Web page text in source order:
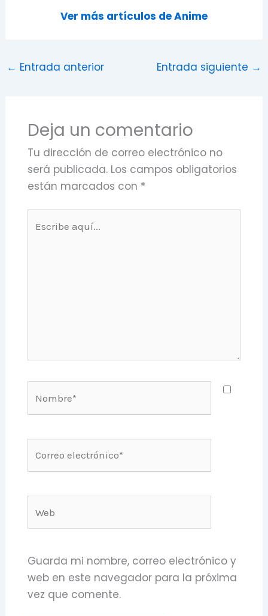
Ver más artículos de Anime
← Entrada anterior Entrada siguiente →
Deja un comentario
Tu dirección de correo electrónico no
será publicada. Los campos obligatorios
están marcados con *
aquí...
electrónico*
Guarda mi nombre, correo electrónico y
web en este navegador para la próxima
vez que comente.